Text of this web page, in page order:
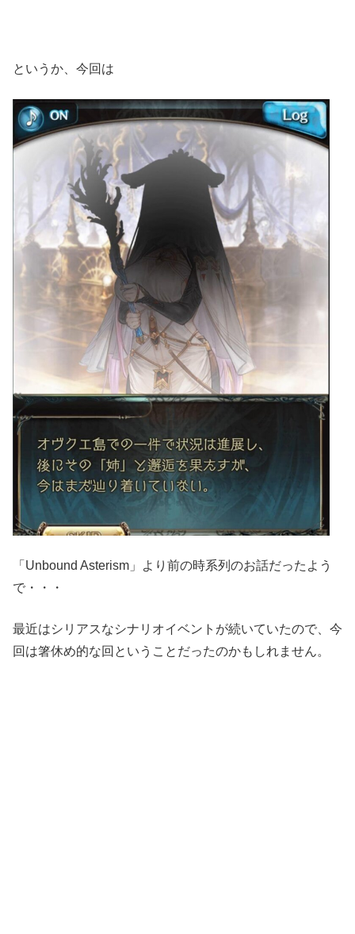
というか、今回は
「Unbound Asterism」より前の時系列のお話だったよう
で・・・
最近はシリアスなシナリオイベントが続いていたので、今
回は箸休め的な回ということだったのかもしれません。